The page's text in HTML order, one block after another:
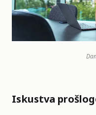
Iskustva